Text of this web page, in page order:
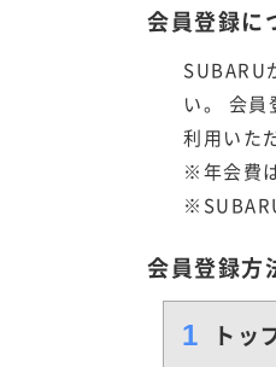
会員登録に
SUBARU
い。 会員
利用いた
※年会費
会員登録方
1 トッ